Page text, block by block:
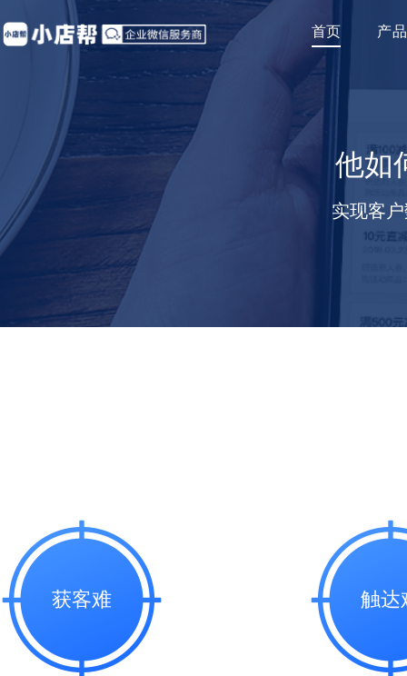
首页 产
企微管家
自主品牌商
企业服务
他如
实现客
获客难 触达